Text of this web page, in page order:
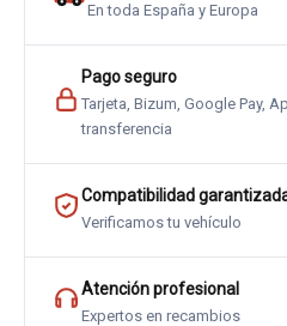
En toda España y Europa
Pago seguro
Tarjeta, Bizum, Google Pay,
transferencia
Compatibilidad
Verificamos tu vehículo
Atención profesional
Expertos en recambios